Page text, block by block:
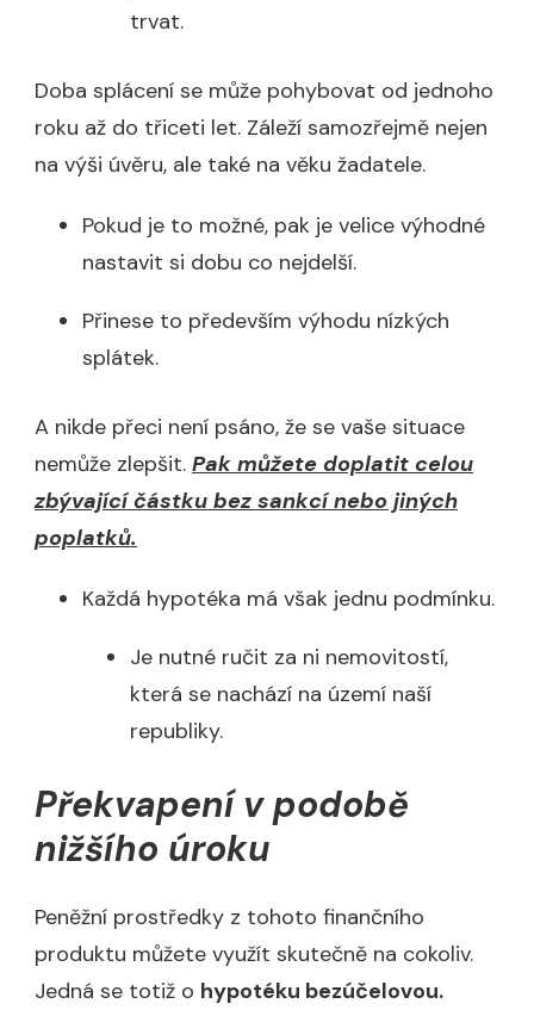
trvat.
Doba splácení se může pohybovat od jednoho
roku až do třiceti let. Záleží samozřejmě nejen
na výši úvěru, ale také na věku žadatele.
Pokud je to možné, pak je velice výhodné
nastavit si dobu co nejdelší.
Přinese to především výhodu nízkých
splátek.
A nikde přeci není psáno, že se vaše situace
nemůže zlepšit. Pak můžete doplatit celou
zbývající částku bez sankcí nebo jiných
poplatků.
Každá hypotéka má však jednu podmínku.
Je nutné ručit za ni nemovitostí,
která se nachází na území naší
republiky.
Překvapení v podobě
nižšího úroku
Peněžní prostředky z tohoto finančního
produktu můžete využít skutečně na cokoliv.
Jedná se totiž o hypotéku bezúčelovou.